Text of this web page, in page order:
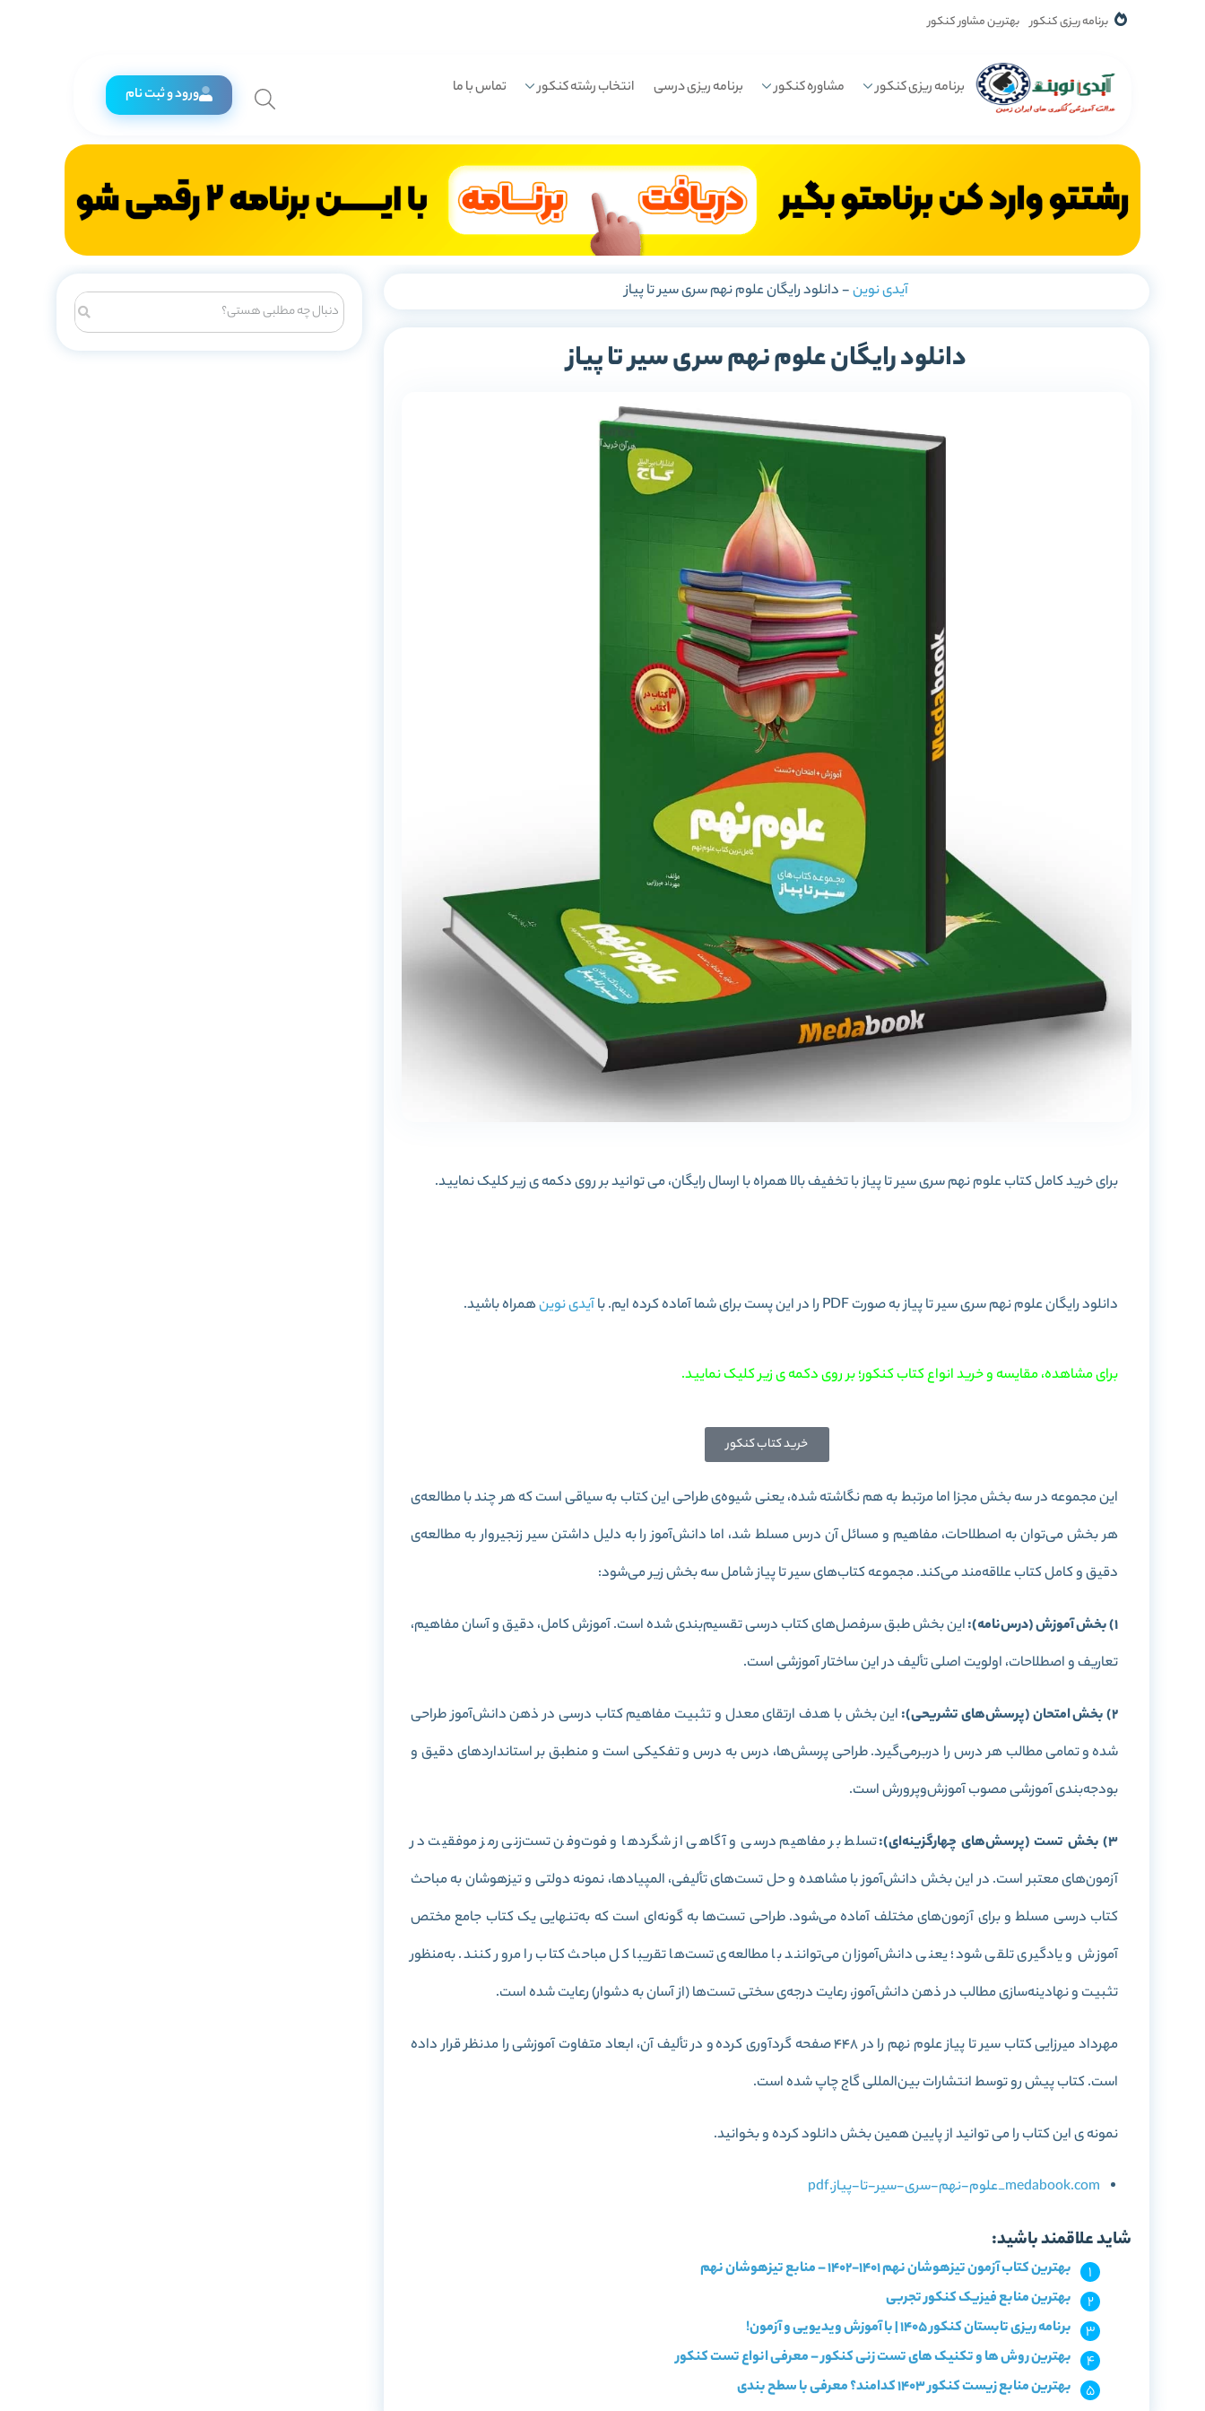
برنامه ریزی کنکور بهترین مشاور کنکور
برنامه ریزی کنکور مشاوره کنکور برنامه ریزی درسی انتخاب رشته کنکور تماس با ما ورود و ثبت نام
آیدی نوین-دانلود رایگان علوم نهم سری سیر تا پیاز
دانلود رایگان علوم نهم سری سیر تا پیاز
برای خرید کامل کتاب علوم نهم سری سیر تا پیاز با تخفیف بالا همراه با ارسال رایگان، می توانید بر روی دکمه ی زیر کلیک نمایید.
دانلود رایگان علوم نهم سری سیر تا پیاز به صورت PDF را در این پست برای شما آماده کرده ایم. با آیدی نوینهمراه باشید.
برای مشاهده، مقایسه و خرید انواع کتاب کنکور؛ بر روی دکمه ی زیر کلیک نمایید.
خرید کتاب کنکور
این مجموعه در سه بخش مجزا اما مرتبط به هم نگاشته شده، یعنی شیوه‌ی طراحی این کتاب به سیاقی است که هر چند با مطالعه‌ی
هر بخش می‌توان به اصطلاحات، مفاهیم و مسائل آن درس مسلط شد، اما دانش‌آموز را به دلیل داشتن سیر زنجیروار به مطالعه‌ی
دقیق و کامل کتاب علاقه‌مند می‌کند. مجموعه کتاب‌های سیر تا پیاز شامل سه بخش زیر می‌شود:
1) بخش آموزش (درس‌نامه):
این بخش طبق سرفصل‌های کتاب درسی تقسیم‌بندی شده‌ است. آموزش کامل، دقیق و آسان مفاهیم،
تعاریف و اصطلاحات، اولویت اصلی تألیف در این ساختار آموزشی است.
2) بخش امتحان (پرسش‌های تشریحی):
این بخش با هدف ارتقای معدل و تثبیت مفاهیم کتاب درسی در ذهن دانش‌آموز طراحی
شده و تمامی مطالب هر درس را دربرمی‌گیرد. طراحی پرسش‌ها، درس به درس و تفکیکی است و منطبق بر استاندارد‌های دقیق و
بودجه‌بندی آموزشی مصوب آموزش‌وپرورش است.
3) بخش تست (پرسش‌های چهارگزینه‌ای):
تسلط بر مفاهیم درسی و آگاهی از شگردها و فوت‌وفن تست‌زنی رمز موفقیت در
آزمون‌های معتبر است. در این بخش دانش‌آموز با مشاهده و حل تست‌های تألیفی، المپیادها، نمونه دولتی و تیزهوشان به مباحث
کتاب درسی مسلط و برای آزمون‌های مختلف آماده می‌شود. طراحی تست‌ها به گونه‌ای است که به‌تنهایی یک کتاب جامع مختص
آموزش و یادگیری تلقی شود؛ یعنی دانش‌آموزان می‌توانند با مطالعه‌ی تست‌ها تقریبا کل مباحث کتاب را مرور کنند. به‌منظور
تثبیت و نهادینه‌سازی مطالب در ذهن دانش‌آموز، رعایت درجه‌ی سختی تست‌ها (از آسان به دشوار) رعایت شده است.
مهرداد میرزایی کتاب سیر تا پیاز علوم نهم را در 448 صفحه گرد‌آوری کرده‌ و در تألیف آن، ابعاد متفاوت آموزشی را مدنظر قرار داده‌‌
است. کتاب پیش رو توسط انتشارات بین‌المللی گاج چاپ شده است.
نمونه ی این کتاب را می توانید از پایین همین بخش دانلود کرده و بخوانید.
medabook.com_علوم-نهم-سری-سیر-تا-پیاز.pdf
شاید علاقمند باشید:
بهترین کتاب آزمون تیزهوشان نهم 1401-1402 – منابع تیزهوشان نهم
بهترین منابع فیزیک کنکور تجربی
برنامه ریزی تابستان کنکور 1405 | با آموزش ویدیویی و آزمون!
بهترین روش ها و تکنیک های تست زنی کنکور – معرفی انواع تست کنکور
بهترین منابع زیست کنکور 1403 کدامند؟ معرفی با سطح بندی